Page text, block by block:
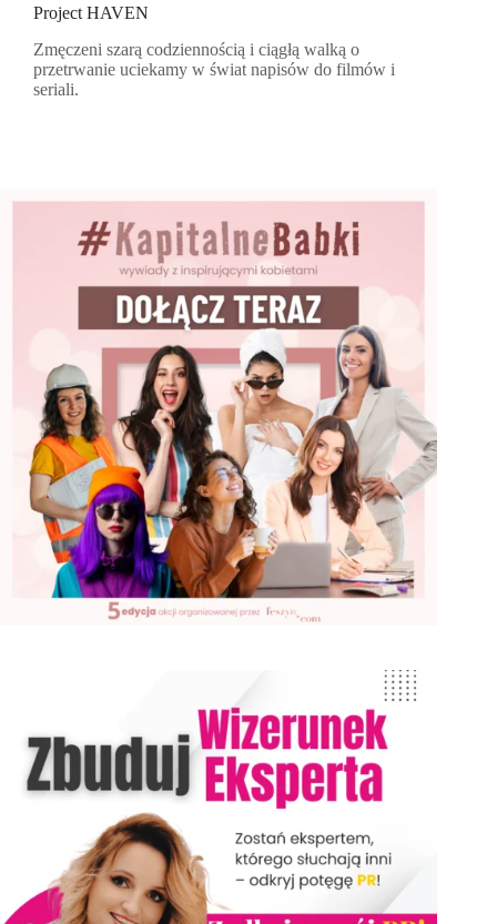
Project HAVEN
Zmęczeni szarą codziennością i ciągłą walką o
przetrwanie uciekamy w świat napisów do filmów i
seriali.